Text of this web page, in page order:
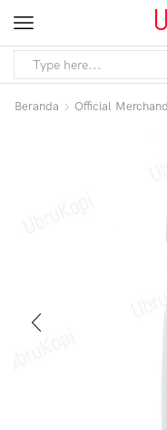
Beranda Official